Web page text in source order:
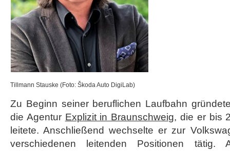
Tillmann Stauske (Foto: Škoda Auto DigiLab)
Zu Beginn seiner beruflichen Laufbahn
die Agentur Explizit in Braunschweig, die er bis
leitete. Anschließend wechselte er zur
verschiedenen leitenden Positionen tätig.